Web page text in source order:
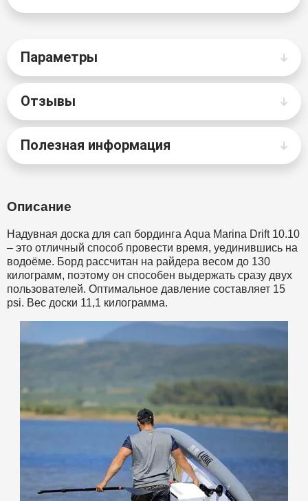
Параметры
Отзывы
Полезная информация
Описание
Надувная доска для сап бординга Aqua Marina Drift 10.10
– это отличный способ провести время, уединившись на
водоёме. Борд рассчитан на райдера весом до 130
килограмм, поэтому он способен выдержать сразу двух
пользователей. Оптимальное давление составляет 15
psi. Вес доски 11,1 килограмма.